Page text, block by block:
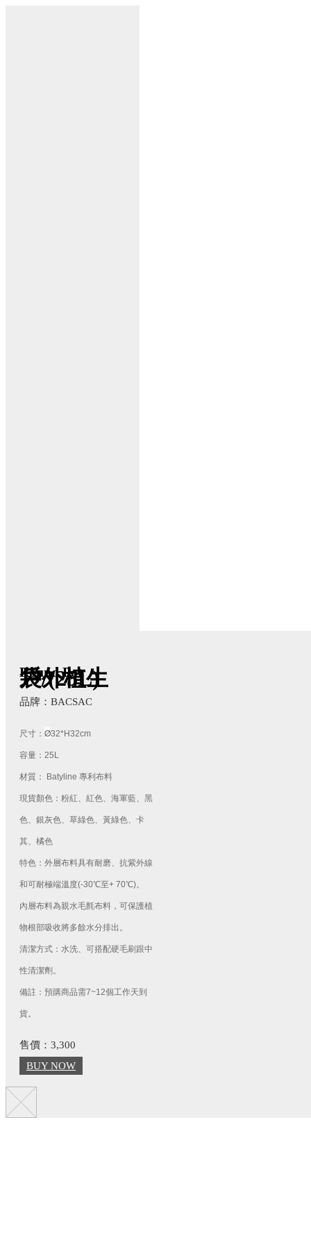
Round Pot
戶外植生袋/(25L)
品牌：BACSAC
尺寸： Ø32*H32cm
容量：25L
材質： Batyline 專利布料
現貨顏色：粉紅、紅色、海軍藍、黑
色、銀灰色、草綠色、黃綠色、卡
其、橘色
特色：外層布料具有耐磨、 抗紫外線
和可耐極端溫度(-30℃至+ 70℃)。
內層布料為親水毛氈布料，可保護植
物根部吸收將多餘水分排出。
清潔方式：水洗、可搭配硬毛刷跟中
性清潔劑。
備註：預購商品需7~12個工作天到
貨。
售價：3,300
BUY NOW